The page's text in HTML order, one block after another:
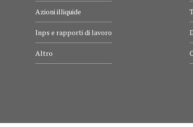
Azioni illiquide
Inps e rapporti di lavoro
Altro